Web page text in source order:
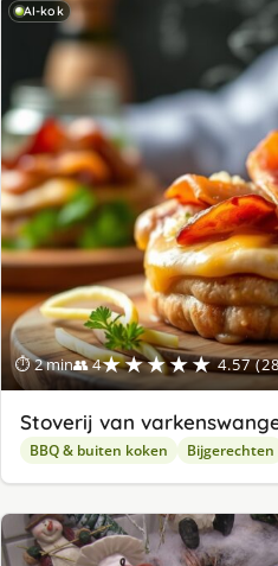
AI-kok
⏱ 2 min👥 4★★★★★ 4.57
Stoverij van
BBQ & buiten koken Bijgerechten